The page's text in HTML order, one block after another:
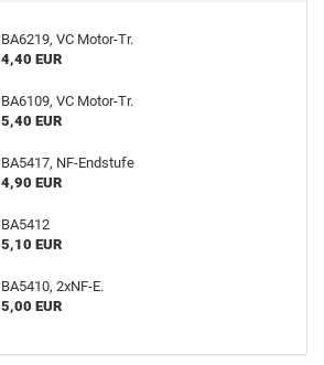
BA6219, VC Motor-Tr.
4,40 EUR
BA6109, VC Motor-Tr.
5,40 EUR
BA5417, NF-Endstufe
4,90 EUR
BA5412
5,10 EUR
BA5410, 2xNF-E.
5,00 EUR